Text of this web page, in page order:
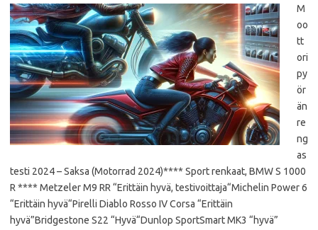
M
oo
tt
ori
py
ör
än
re
ng
as
testi 2024 – Saksa (Motorrad 2024)**** Sport renkaat, BMW S 1000
R **** Metzeler M9 RR “Erittäin hyvä, testivoittaja“Michelin Power 6
“Erittäin hyvä“Pirelli Diablo Rosso IV Corsa “Erittäin
hyvä”Bridgestone S22 “Hyvä“Dunlop SportSmart MK3 “hyvä”